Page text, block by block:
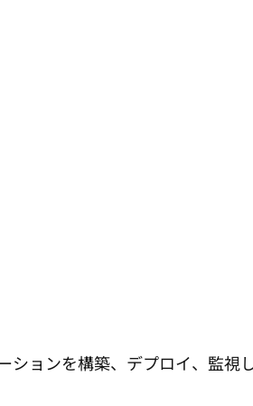
ションを構築、デプロイ、監視